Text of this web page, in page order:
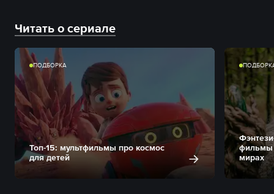
Читать о сериале
ПОДБОРКА
Топ-15: мультфильмы про космос
для детей
фильмы
мирах